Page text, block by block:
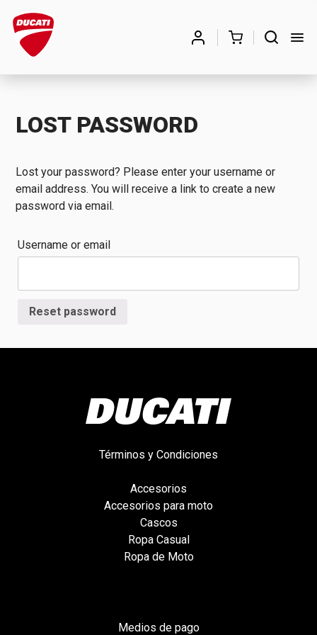
de
BUSCAR
LOST PASSWORD
Lost your password? Please enter your username or
email address. You will receive a link to create a new
password via email.
Username or email
Reset password
Términos y Condiciones
Accesorios
Accesorios para moto
Cascos
Ropa Casual
Ropa de Moto
Medios de pago